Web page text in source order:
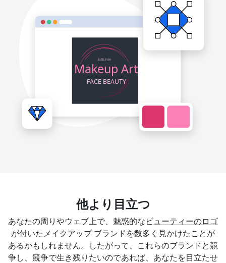
他より目立つ
あなたの周りやウェブ上で、魅惑的なビ ューティーのロゴ
が付いたメイク アップ ブランドを数多く見かけたことが
あるかもしれません。したがって、これらのブランドと競
争し、競争で生き残りたいのであれば、あなたを目立たせ